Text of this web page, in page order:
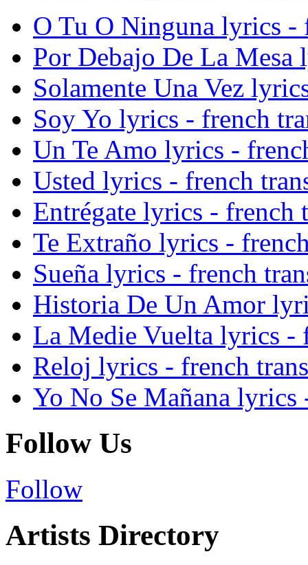
O Tu O Ninguna lyrics -
Por Debajo De La
Solamente Una Vez
Soy Yo lyrics - french
Un Te Amo lyrics -
Usted lyrics - french
Entrégate lyrics - french
Te Extraño lyrics -
Sueña lyrics - french
Historia De Un Amor
La Medie Vuelta lyrics -
Reloj lyrics - french
Yo No Se Mañana
Follow Us
Follow
Artists Directory